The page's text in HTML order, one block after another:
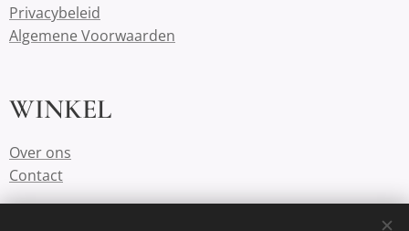
Privacybeleid
Algemene Voorwaarden
WINKEL
Over ons
Contact